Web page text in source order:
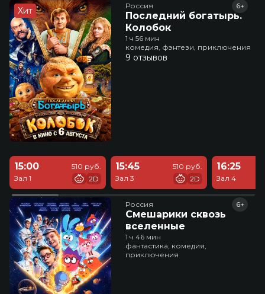
Хит Россия
Последний богатырь.
Колобок
6+
1 ч 56 мин
комедия, фэнтези, приключения
9 отзывов
15:00
Зал 1
510 руб.
2D
15:45
Зал 3
510 руб.
2D
16:25
Зал 4
Россия
Смешарики сквозь
вселенные
6+
1 ч 46 мин
фантастика, комедия,
приключения